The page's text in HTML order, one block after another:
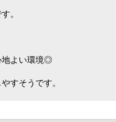
。
地よい環境◎
すそうです。